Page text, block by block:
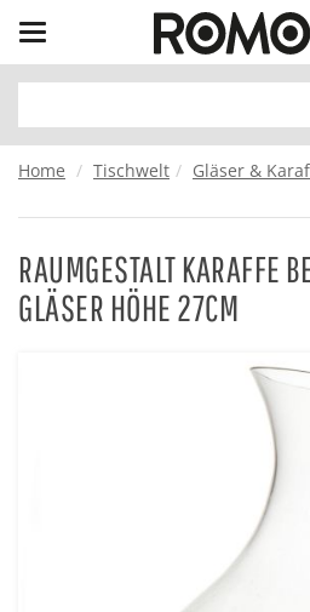
Toggle
navigation
Home Tischwelt Gläser &
RAUMGESTALT KARAFFE
GLÄSER HÖHE 27CM